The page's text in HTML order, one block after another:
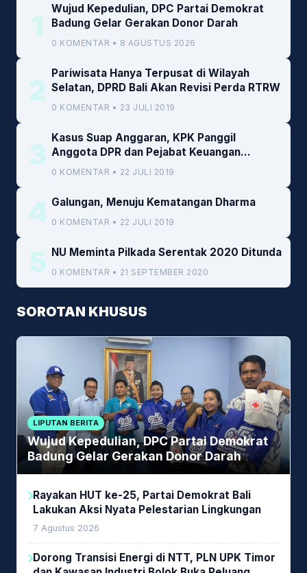
1
Wujud Kepedulian, DPC Partai Demokrat
Badung Gelar Gerakan Donor Darah
0 KOMENTAR • 8 AGUSTUS 2026
2
Pariwisata Hanya Terpusat di Wilayah
Selatan, DPRD Bali Akan Revisi Perda RTRW
0 KOMENTAR • 23 JULI 2019
3
Kasus Suap Anggaran, KPK Panggil
Anggota DPR dan Pejabat Keuangan
Kemenkeu
0 KOMENTAR • 22 JULI 2019
4 Galungan, Menuju Kematangan Dharma
0 KOMENTAR • 22 JULI 2019
5 NU Meminta Pilkada Serentak 2020 Ditunda
0 KOMENTAR • 21 SEPTEMBER 2020
SOROTAN KHUSUS
LIPUTAN BERITA
Wujud Kepedulian, DPC Partai Demokrat
Badung Gelar Gerakan Donor Darah
Rayakan HUT ke-25, Partai Demokrat Bali
Lakukan Aksi Nyata Pelestarian Lingkungan
7 Agustus 2026
Dorong Transisi Energi di NTT, PLN UPK Timor